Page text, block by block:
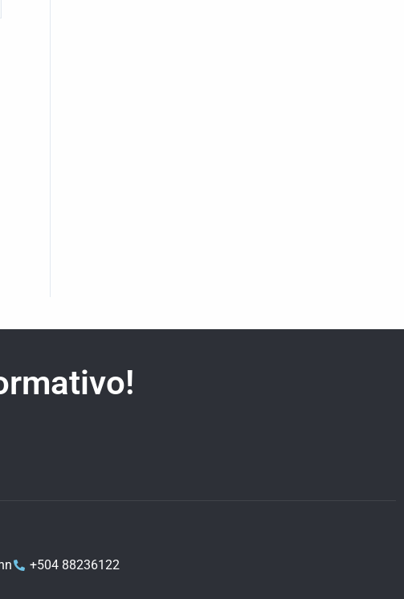
+504 88236122